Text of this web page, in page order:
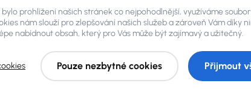
bylo prohlížení našich stránek co nejpohodlnější, využíváme
nám slouží pro zlepšování našich služeb a zároveň Vám díky
nabídnout obsah, který pro Vás může být zajímavý a užitečný.
Pouze nezbytné cookies Přijmout